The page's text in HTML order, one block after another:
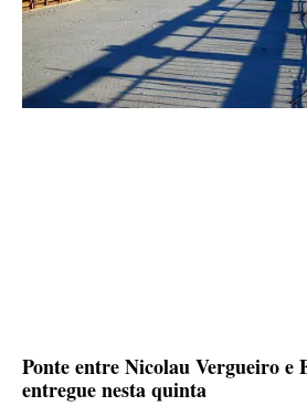
Ponte entre Nicolau Vergueiro e
entregue nesta quinta